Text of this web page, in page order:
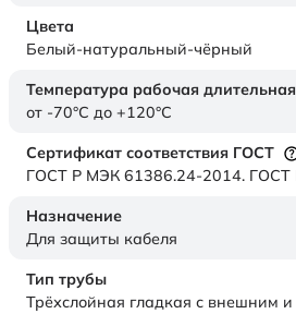
Цвета
Белый-натуральный-чёрный
Температура рабочая длительная
от -70°C до +120°C
Сертификат соответствия ГОСТ
ГОСТ Р МЭК 61386.24-2014. ГОСТ
Назначение
Для защиты кабеля
Тип трубы
Трёхслойная гладкая с внешним